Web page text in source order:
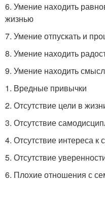
6. Умение находить
жизнью
7. Умение отпускать и
8. Умение находить
9. Умение находить
1. Вредные привычки
2. Отсутствие цели в
3. Отсутствие
4. Отсутствие интереса к
5. Отсутствие
6. Плохие отношения с